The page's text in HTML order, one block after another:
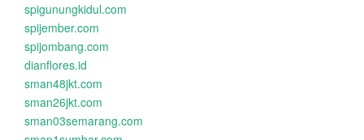
spigunungkidul.com
spijember.com
spijombang.com
dianflores.id
sman48jkt.com
sman26jkt.com
sman03semarang.com